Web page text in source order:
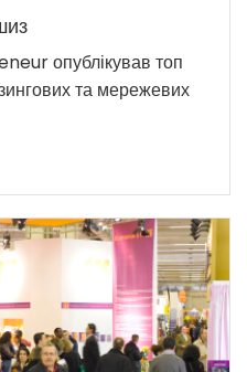
опублікував топ
та мережевих